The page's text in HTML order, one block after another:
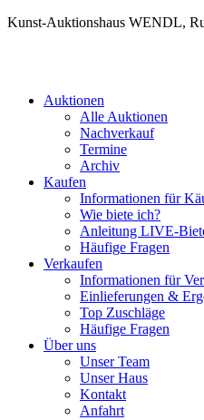
Kunst-Auktionshaus WENDL,
Auktionen
Alle Auktionen
Nachverkauf
Termine
Archiv
Kaufen
Informationen für
Wie biete ich?
Anleitung LIVE-
Häufige Fragen
Verkaufen
Informationen für
Einlieferungen &
Top Zuschläge
Häufige Fragen
Über uns
Unser Team
Unser Haus
Kontakt
Anfahrt